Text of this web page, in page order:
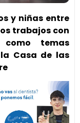
y niñas entre
trabajos con
temas
Casa de las